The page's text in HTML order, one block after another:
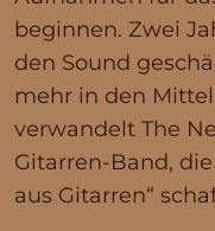
beginnen. Zwei
den Sound
mehr in den
verwandelt The
Gitarren-Band,
aus Gitarren“